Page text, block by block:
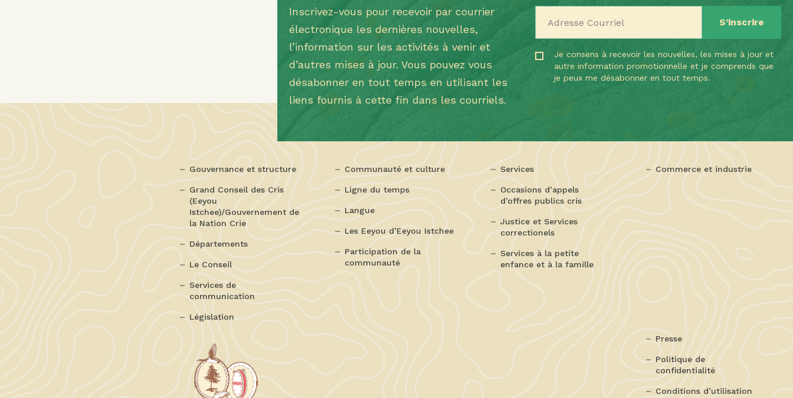
Inscrivez-vous pour recevoir par courrier
électronique les dernières nouvelles,
l’information sur les activités à venir et
d’autres mises à jour. Vous pouvez vous
désabonner en tout temps en utilisant les
liens fournis à cette fin dans les courriels.
Je consens à recevoir les nouvelles, les mises à jour et
autre information promotionnelle et je comprends que
je peux me désabonner en tout temps.
Gouvernance et structure
Grand Conseil des Cris
(Eeyou
Istchee)/Gouvernement de
la Nation Crie
Départements
Le Conseil
Services de
communication
Législation
Communauté et culture
Ligne du temps
Langue
Les Eeyou d’Eeyou Istchee
Participation de la
communauté
Services
Occasions d’appels
d’offres publics cris
Justice et Services
correctionels
Services à la petite
enfance et à la famille
Commerce et industrie
Presse
Politique de
confidentialité
Conditions d’utilisation